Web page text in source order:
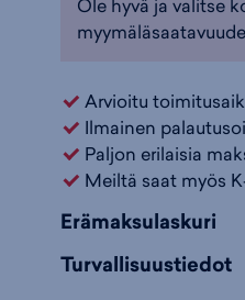
käsittely
Tuotteeseen liittyvät
kuorihousut ,
Retkeilyvaatteet -
Väri: Musta(
Ole hyvä ja valitse
Arvioitu
Ilmainen
Paljon erilaisia
Meiltä saat myös
Erämaksulaskuri
Turvallisuustiedot